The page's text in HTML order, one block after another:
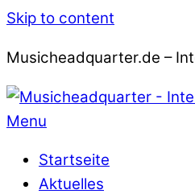
Skip to content
Musicheadquarter.de –
Menu
Startseite
Aktuelles